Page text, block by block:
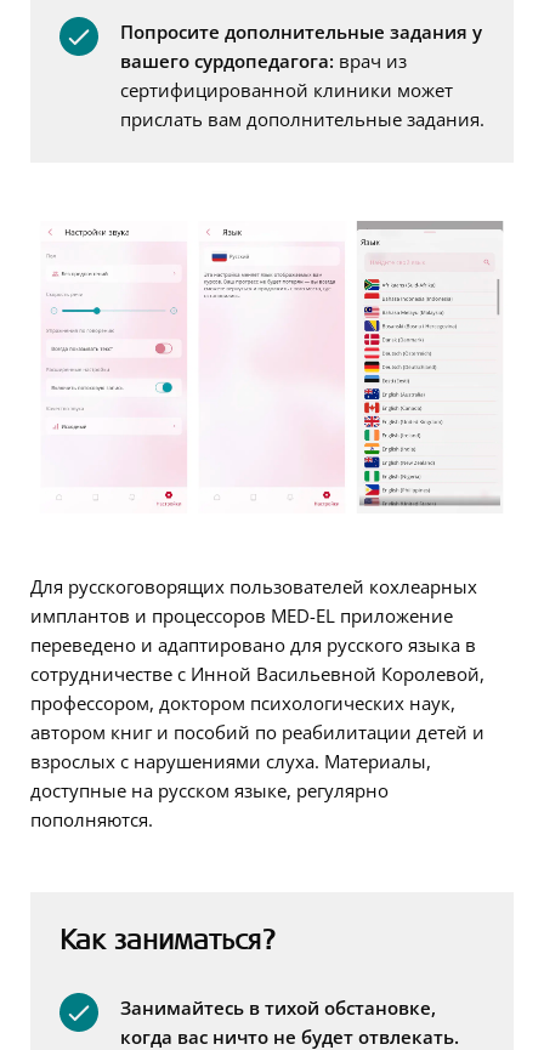
Попросите дополнительные задания у
вашего сурдопедагога: врач из
сертифицированной клиники может
прислать вам дополнительные задания.
Для русскоговорящих пользователей кохлеарных
имплантов и процессоров MED-EL приложение
переведено и адаптировано для русского языка в
сотрудничестве с Инной Васильевной Королевой,
профессором, доктором психологических наук,
автором книг и пособий по реабилитации детей и
взрослых с нарушениями слуха. Материалы,
доступные на русском языке, регулярно
пополняются.
Как заниматься?
Занимайтесь в тихой обстановке,
когда вас ничто не будет отвлекать.